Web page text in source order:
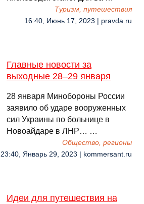
Туризм, путешествия
16:40, Июнь 17, 2023 | pravda.ru
Главные новости за
выходные 28–29 января
28 января Минобороны России
заявило об ударе вооруженных
сил Украины по больнице в
Новоайдаре в ЛНР… …
Общество, регионы
23:40, Январь 29, 2023 | kommersant.ru
Идеи для путешествия на